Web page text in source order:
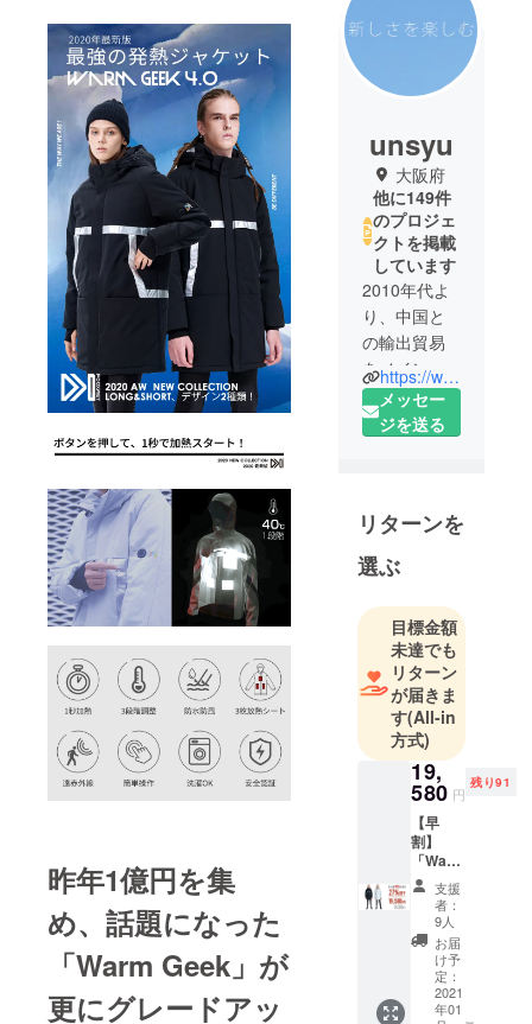
昨年1億円を集
め、話題になった
「Warm Geek」が
更にグレードアッ
unsyu
大阪府
他に149件
のプロジェ
クトを掲載
しています
2010年代よ
り、中国と
の輸出貿易
をメイン業
務として、
会社を設立
入し、業務
を拡大しま
した。
2018年、ク
ラウドファ
ンディング
事業にも参
入し、主に
海外から斬
新なる高品
質電子製品
を日本へ輸
入し、日本
のお客様に
紹介する。
https://www.facebook.com/Unsyu-225446938330839/
メッセー
ジを送る
リターンを
選ぶ
目標金額
未達でも
リターン
が届きま
す(All-in
方式)
19,
580 円
残り91
【早
割】
「War
m Geek
4.0（LO
丈）」1
着セッ
セット
の内容
支援
者：
9人
お届
け予
定：
2021
年01